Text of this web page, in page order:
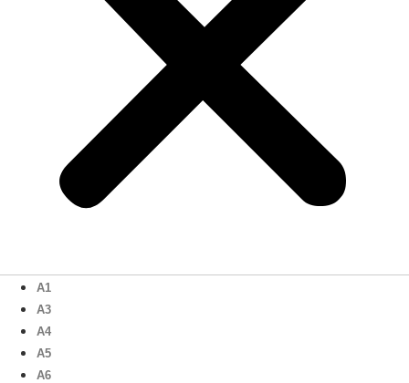
A1
A3
A4
A5
A6